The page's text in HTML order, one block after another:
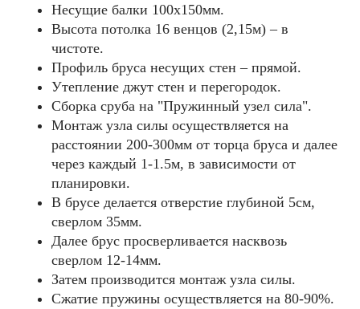
Несущие балки 100x150мм.
Высота потолка 16 венцов (2,15м) – в
чистоте.
Профиль бруса несущих стен – прямой.
Утепление джут стен и перегородок.
Сборка сруба на "Пружинный узел сила".
Монтаж узла силы осуществляется на
расстоянии 200-300мм от торца бруса и далее
через каждый 1-1.5м, в зависимости от
планировки.
В брусе делается отверстие глубиной 5см,
сверлом 35мм.
Далее брус просверливается насквозь
сверлом 12-14мм.
Затем производится монтаж узла силы.
Сжатие пружины осуществляется на 80-90%.